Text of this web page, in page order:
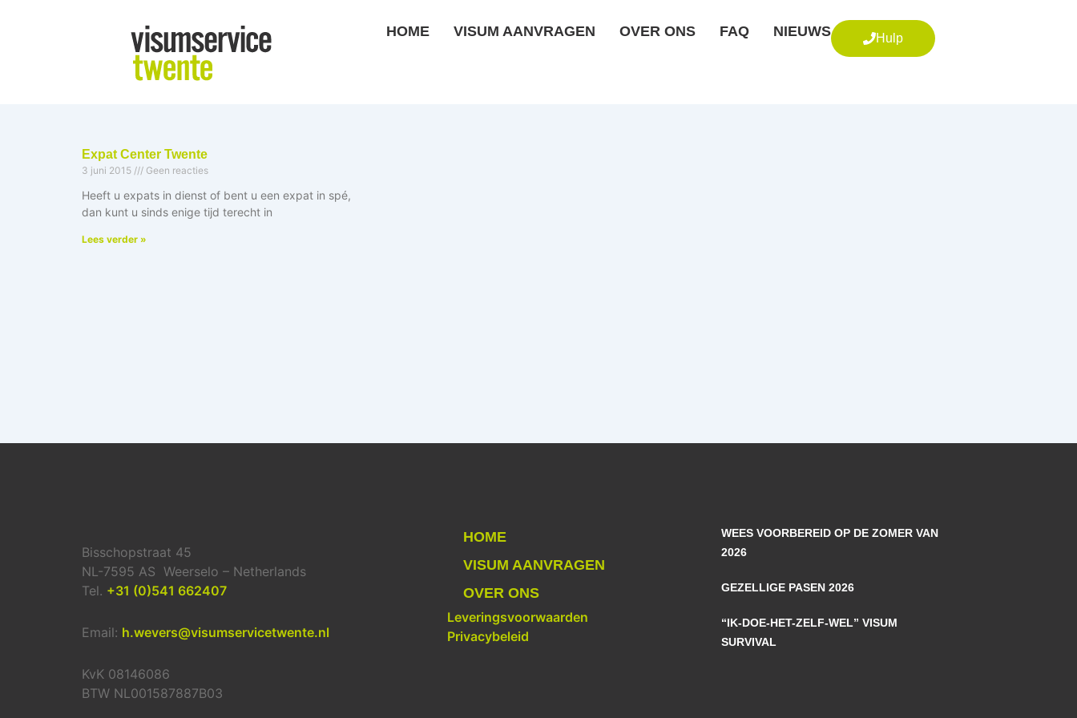
HOME VISUM AANVRAGEN OVER ONS FAQ NIEUWS Hulp
Expat Center Twente
3 juni 2015 Geen reacties
Heeft u expats in dienst of bent u een expat in spé,
dan kunt u sinds enige tijd terecht in
Lees verder »
Bisschopstraat 45
NL-7595 AS Weerselo – Netherlands
Tel. +31 (0)541 662407
Email: h.wevers@visumservicetwente.nl
KvK 08146086
BTW NL001587887B03
HOME
VISUM AANVRAGEN
OVER ONS
Leveringsvoorwaarden
Privacybeleid
WEES VOORBEREID OP DE ZOMER VAN
2026
GEZELLIGE PASEN 2026
“IK-DOE-HET-ZELF-WEL” VISUM
SURVIVAL